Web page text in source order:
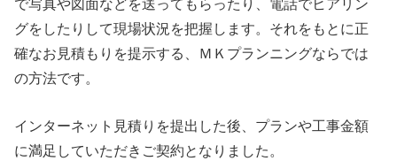
で写真や図面などを送ってもらったり、電話でヒアリン
グをしたりして現場状況を把握します。それをもとに正
確なお見積もりを提示する、ＭＫプランニングならでは
の方法です。
インターネット見積りを提出した後、プランや工事金額
に満足していただきご契約となりました。